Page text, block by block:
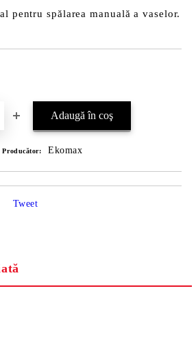
pentru spălarea manuală a vaselor.
Producător: Ekomax
Tweet